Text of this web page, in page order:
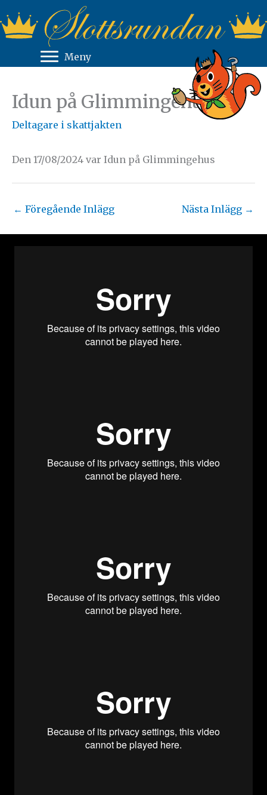
till
innehåll
Meny
Idun på Glimmingehus
Deltagare i skattjakten
Den 17/08/2024 var Idun på Glimmingehus
← Föregående Inlägg Nästa Inlägg →